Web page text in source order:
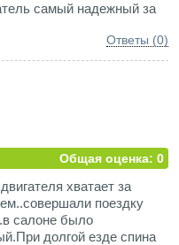
самый надежный за
Ответы (0)
Общая оценка: 0
хватает за
поездку
салоне было
долгой езде спина